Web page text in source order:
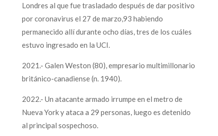
Londres al que fue trasladado después de dar positivo
por coronavirus el 27 de marzo,93 habiendo
permanecido allí durante ocho días, tres de los cuáles
estuvo ingresado en la UCI.
2021.- Galen Weston (80), empresario multimillonario
británico-canadiense (n. 1940).
2022.- Un atacante armado irrumpe en el metro de
Nueva York y ataca a 29 personas, luego es detenido
al principal sospechoso.